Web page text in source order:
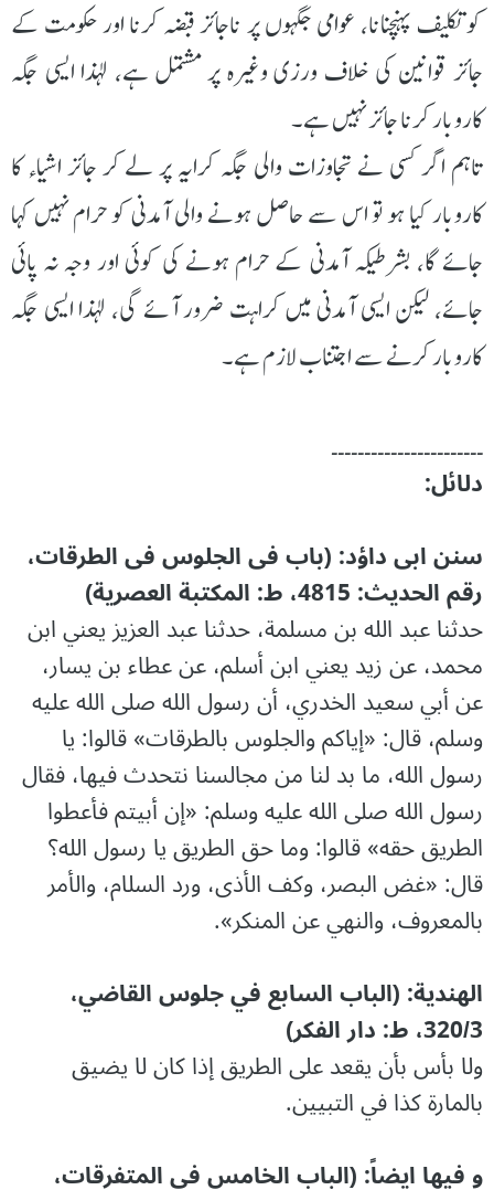
کو تکلیف پہنچنانا، عوامی جگہوں پر ناجائز قبضہ کرنا اور حکومت کے
جائز قوانین کی خلاف ورزی وغیرہ پر مشتمل ہے، لہذا ایسی جگہ
کاروبار کرنا جائز نہیں ہے۔
تاہم اگر کسی نے تجاوزات والی جگہ کرایہ پر لے کر جائز اشیاء کا
کاروبار کیا ہو تو اس سے حاصل ہونے والی آمدنی کو حرام نہیں کہا
جائے گا، بشرطیکہ آمدنی کے حرام ہونے کی کوئی اور وجہ نہ پائی
جائے، لیکن ایسی آمدنی میں کراہت ضرور آئے گی، لہذا ایسی جگہ
کاروبار کرنے سے اجتناب لازم ہے۔
۔۔۔۔۔۔۔۔۔۔۔۔۔۔۔۔۔۔۔۔۔۔۔
دلائل:
سنن ابی داؤد: (باب فی الجلوس فی الطرقات،
رقم الحدیث: 4815، ط: المکتبة العصریة)
حدثنا عبد الله بن مسلمة، حدثنا عبد العزيز يعني ابن
محمد، عن زيد يعني ابن أسلم، عن عطاء بن يسار،
عن أبي سعيد الخدري، أن رسول الله صلى الله عليه
وسلم، قال: «إياكم والجلوس بالطرقات» قالوا: يا
رسول الله، ما بد لنا من مجالسنا نتحدث فيها، فقال
رسول الله صلى الله عليه وسلم: «إن أبيتم فأعطوا
الطريق حقه» قالوا: وما حق الطريق يا رسول الله؟
قال: «غض البصر، وكف الأذى، ورد السلام، والأمر
بالمعروف، والنهي عن المنكر».
الهندية: (الباب السابع في جلوس القاضي،
320/3، ط: دار الفکر)
ولا بأس بأن يقعد على الطريق إذا كان لا يضيق
بالمارة كذا في التبيين.
و فيها ايضاً: (الباب الخامس في المتفرقات،